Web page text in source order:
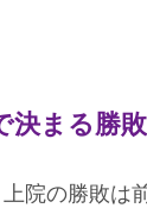
決まる勝敗
院の勝敗